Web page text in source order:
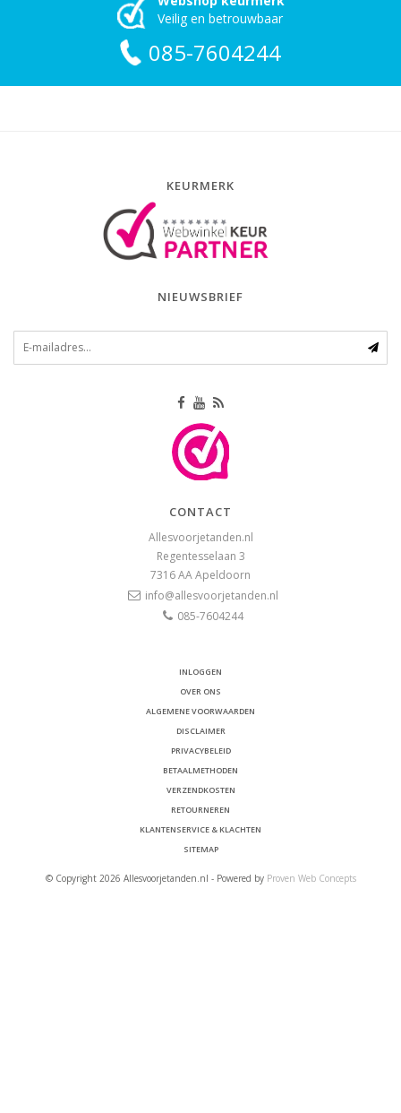
Veilig en betrouwbaar
085-7604244
KEURMERK
NIEUWSBRIEF
CONTACT
Allesvoorjetanden.nl
Regentesselaan 3
7316 AAApeldoorn
info@allesvoorjetanden.nl
085-7604244
INLOGGEN
OVER ONS
ALGEMENE VOORWAARDEN
DISCLAIMER
PRIVACYBELEID
BETAALMETHODEN
VERZENDKOSTEN
RETOURNEREN
KLANTENSERVICE & KLACHTEN
SITEMAP
© Copyright 2026 Allesvoorjetanden.nl - Powered by Proven Web Concepts